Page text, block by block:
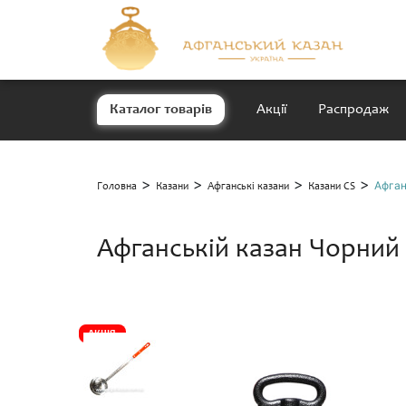
Каталог товарів Акції Распродаж
Головна > Казани > Афганські казани > Казани CS >
Афганській казан
АКЦІЯ